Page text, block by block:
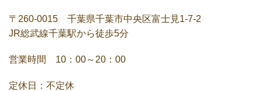
〒260-0015 千葉県千葉市中央区富士見1-7-2
JR総武線千葉駅から徒歩5分
営業時間 10：00～20：00
定休日：不定休